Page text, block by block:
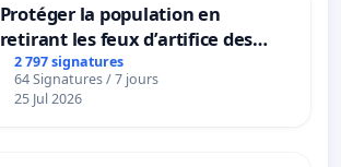
Protéger la population en
retirant les feux d’artifice des
rayons
2 797 signatures
64 Signatures / 7 jours
25 Jul 2026